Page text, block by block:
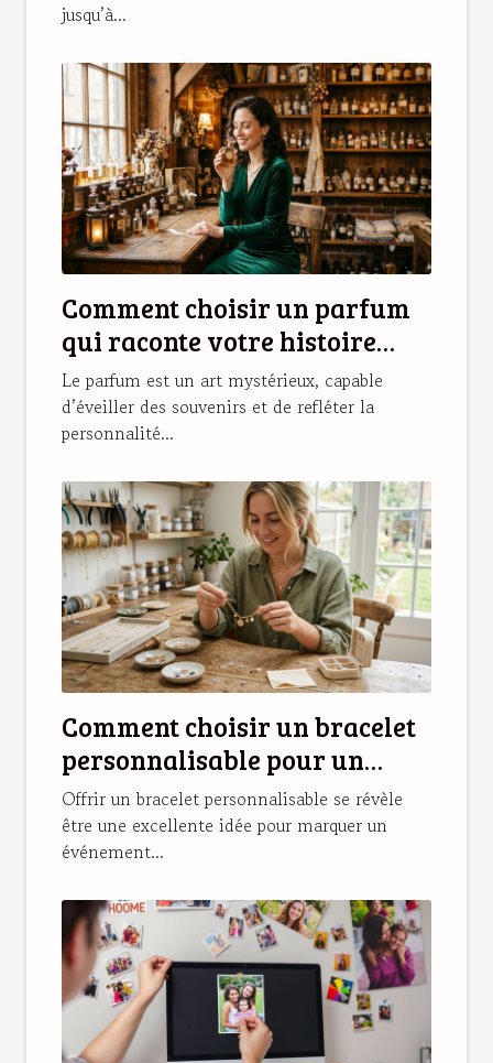
jusqu’à...
Comment choisir un parfum
qui raconte votre histoire
personnelle ?
Le parfum est un art mystérieux, capable
d’éveiller des souvenirs et de refléter la
personnalité...
Comment choisir un bracelet
personnalisable pour un
cadeau unique ?
Offrir un bracelet personnalisable se révèle
être une excellente idée pour marquer un
événement...